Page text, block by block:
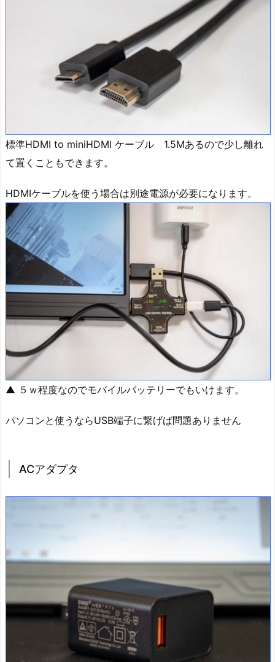
標準HDMI to miniHDMI ケーブル 1.5Mあるので少し離れ
て置くこともできます。
HDMIケーブルを使う場合は別途電源が必要になります。
▲ ５ｗ程度なのでモバイルバッテリーでもいけます。
パソコンと使うならUSB端子に繋げば問題ありません
ACアダプタ